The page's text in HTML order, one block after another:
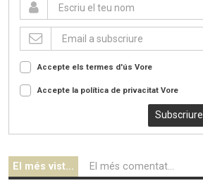
Accepte els termes d'ús Vore
Accepte la política de privacitat Vore
Subscriure
El més vist... El més comentat...